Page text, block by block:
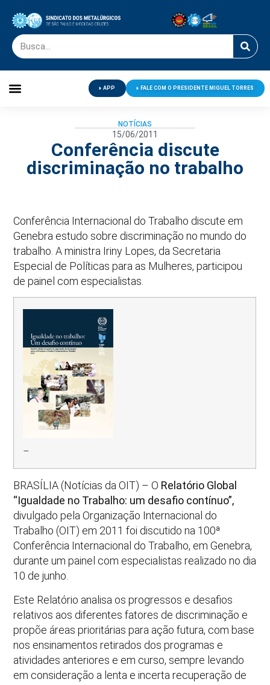
APP FALE COM O PRESIDENTE MIGUEL TORRES
NOTÍCIAS
15/06/2011
Conferência discute
discriminação no trabalho
Conferência Internacional do Trabalho discute em
Genebra estudo sobre discriminação no mundo do
trabalho. A ministra Iriny Lopes, da Secretaria
Especial de Políticas para as Mulheres, participou
de painel com especialistas.
–
BRASÍLIA (Notícias da OIT) – O Relatório Global
“Igualdade no Trabalho: um desafio contínuo”,
divulgado pela Organização Internacional do
Trabalho (OIT) em 2011 foi discutido na 100ª
Conferência Internacional do Trabalho, em Genebra,
durante um painel com especialistas realizado no dia
10 de junho.
Este Relatório analisa os progressos e desafios
relativos aos diferentes fatores de discriminação e
propõe áreas prioritárias para ação futura, com base
nos ensinamentos retirados dos programas e
atividades anteriores e em curso, sempre levando
em consideração a lenta e incerta recuperação de